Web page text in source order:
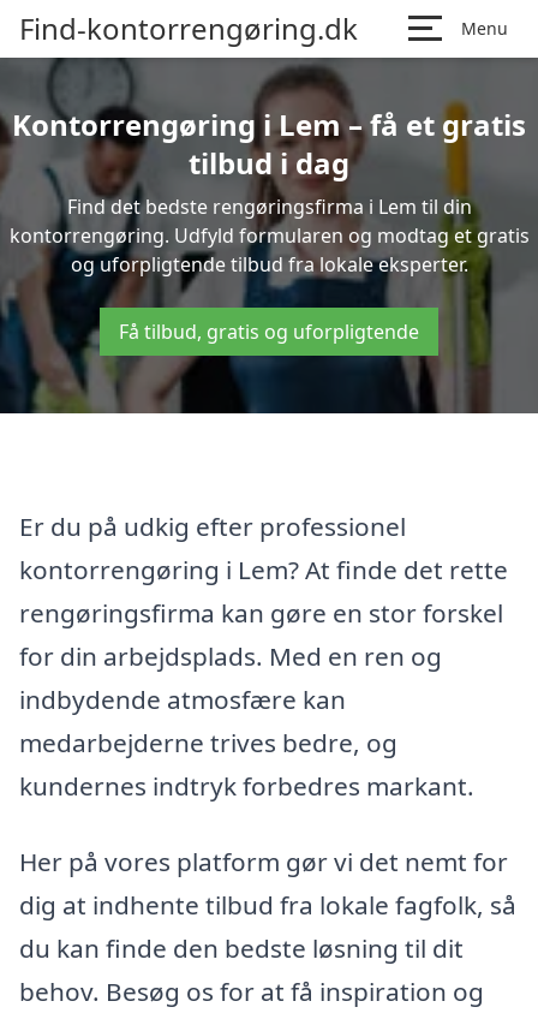
Find-kontorrengøring.dk Menu
Kontorrengøring i Lem – få et gratis
tilbud i dag
Find det bedste rengøringsfirma i Lem til din
kontorrengøring. Udfyld formularen og modtag et gratis
og uforpligtende tilbud fra lokale eksperter.
Få tilbud, gratis og uforpligtende
Er du på udkig efter professionel
kontorrengøring i Lem? At finde det rette
rengøringsfirma kan gøre en stor forskel
for din arbejdsplads. Med en ren og
indbydende atmosfære kan
medarbejderne trives bedre, og
kundernes indtryk forbedres markant.
Her på vores platform gør vi det nemt for
dig at indhente tilbud fra lokale fagfolk, så
du kan finde den bedste løsning til dit
behov. Besøg os for at få inspiration og